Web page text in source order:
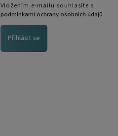
Vložením e-mailu souhlasíte s
podmínkami ochrany osobních údajů
Přihlásit se